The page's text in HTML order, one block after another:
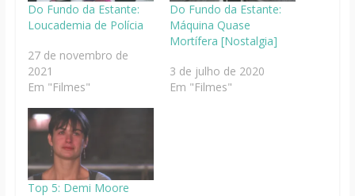
Do Fundo da Estante:
Loucademia de Polícia
27 de novembro de
2021
Em "Filmes"
Do Fundo da Estante:
Máquina Quase
Mortífera [Nostalgia]
3 de julho de 2020
Em "Filmes"
Top 5: Demi Moore